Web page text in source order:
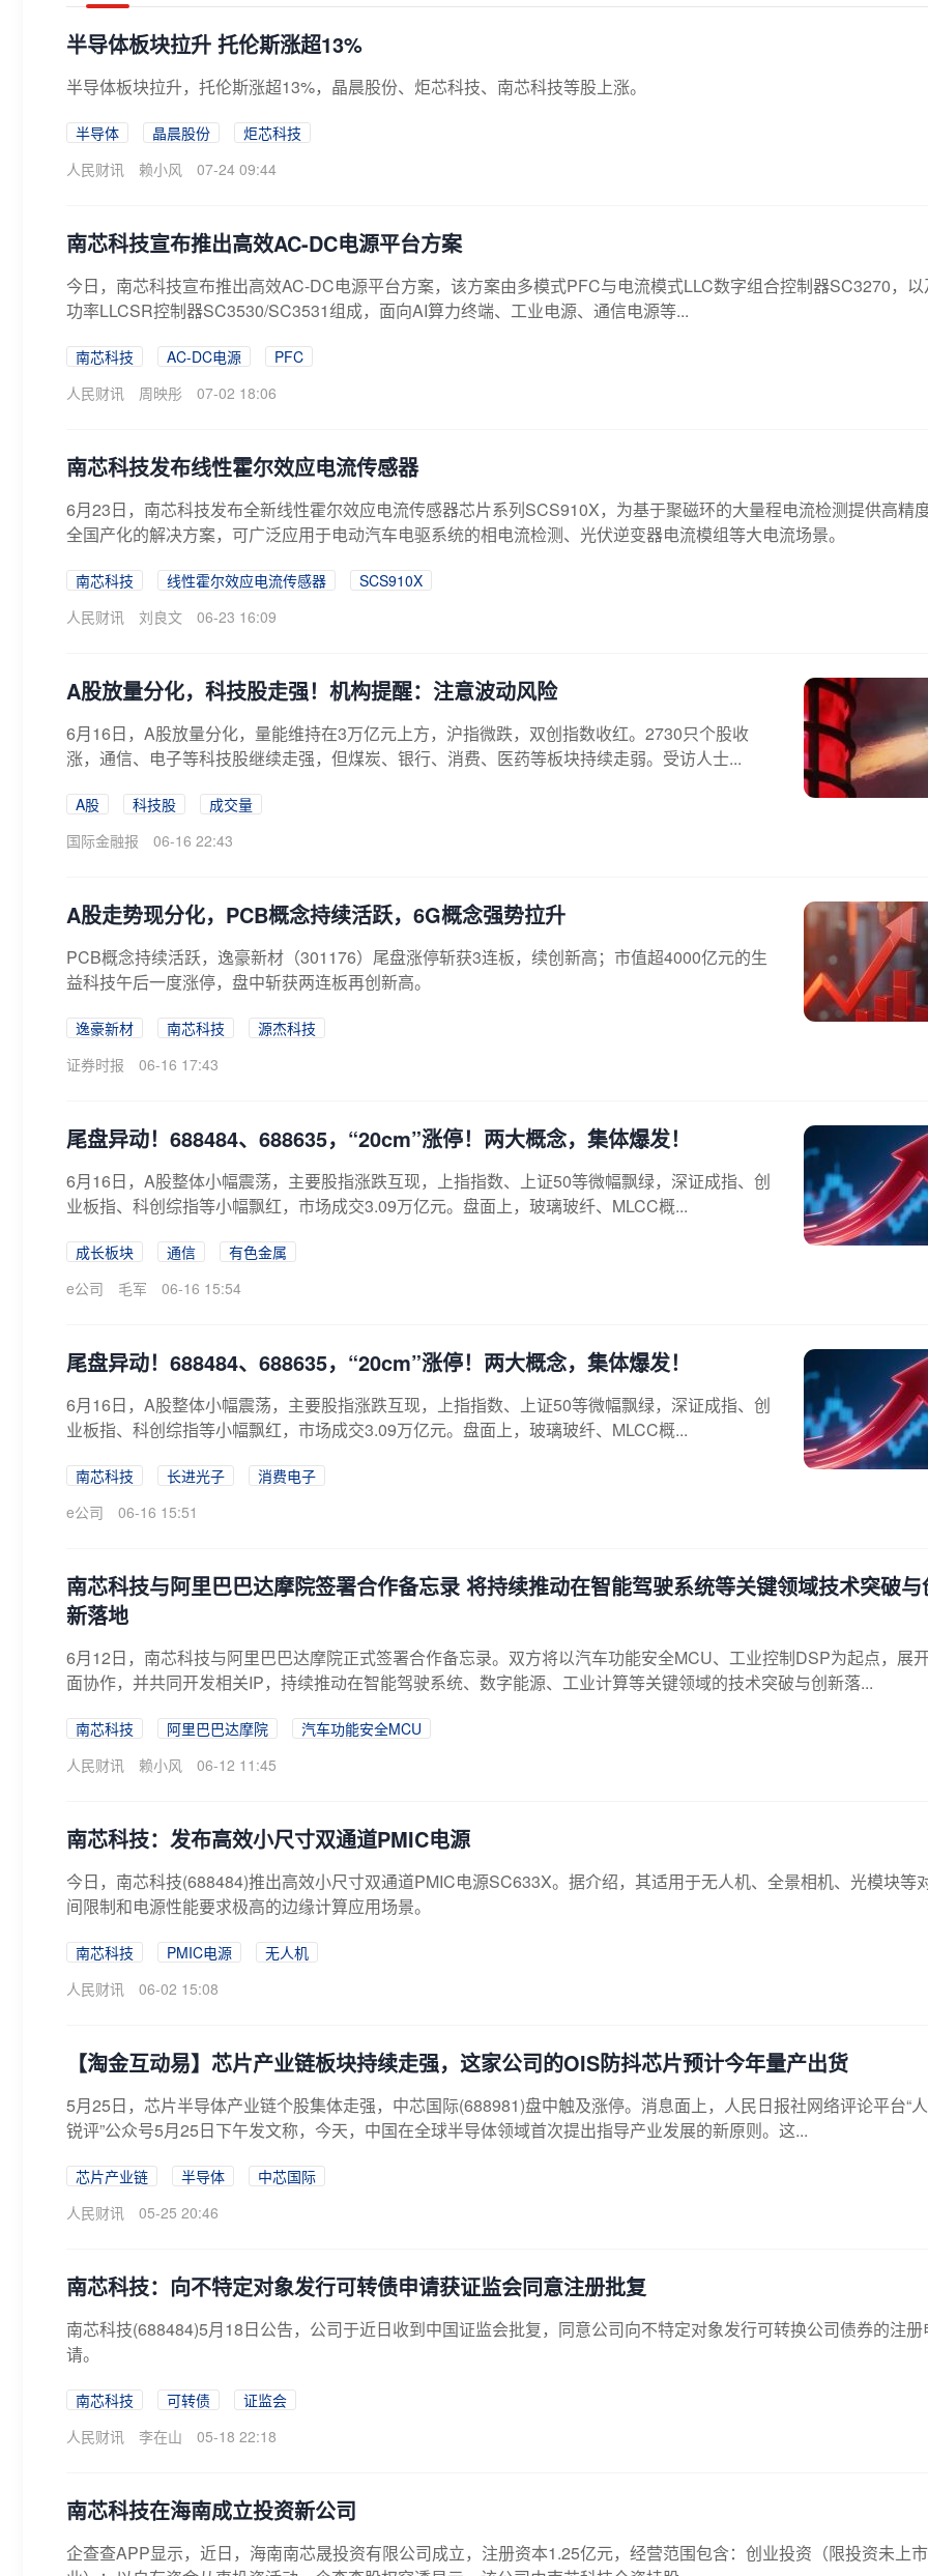
半导体板块拉升 托伦斯涨超13%
半导体板块拉升，托伦斯涨超13%，晶晨股份、炬芯科技、南芯科技等股上涨。
半导体 晶晨股份
炬芯科技
人民财讯
赖小风 07-24 09:44
南芯科技宣布推出高效AC-DC电源平台方案
今日，南芯科技宣布推出高效AC-DC电源平台方案，该方案由多模式PFC与电流模式LLC数字组合控制器SC3270，
功率LLCSR控制器SC3530/SC3531组成，面向AI算力终端、工业电源、通信电源等...
南芯科技 AC-DC电源
PFC
人民财讯
周映彤 07-02 18:06
南芯科技发布线性霍尔效应电流传感器
6月23日，南芯科技发布全新线性霍尔效应电流传感器芯片系列SCS910X，为基于聚磁环的大量程电流检测提供高精
全国产化的解决方案，可广泛应用于电动汽车电驱系统的相电流检测、光伏逆变器电流模组等大电流场景。
南芯科技 线性霍尔效应电流传感器
SCS910X
人民财讯
刘良文 06-23 16:09
A股放量分化，科技股走强！机构提醒：注意波动风险
6月16日，A股放量分化，量能维持在3万亿元上方，沪指微跌，双创指数收红。2730只个股收
涨，通信、电子等科技股继续走强，但煤炭、银行、消费、医药等板块持续走弱。受访人士...
A股 科技股
成交量
国际金融报
06-16 22:43
A股走势现分化，PCB概念持续活跃，6G概念强势拉升
PCB概念持续活跃，逸豪新材（301176）尾盘涨停斩获3连板，续创新高；市值超4000亿元的生
益科技午后一度涨停，盘中斩获两连板再创新高。
逸豪新材 南芯科技
源杰科技
证券时报
06-16 17:43
尾盘异动！688484、688635，“20cm”涨停！两大概念，集体爆发！
6月16日，A股整体小幅震荡，主要股指涨跌互现，上指指数、上证50等微幅飘绿，深证成指、创
业板指、科创综指等小幅飘红，市场成交3.09万亿元。盘面上，玻璃玻纤、MLCC概...
成长板块 通信
有色金属
e公司
毛军 06-16 15:54
尾盘异动！688484、688635，“20cm”涨停！两大概念，集体爆发！
6月16日，A股整体小幅震荡，主要股指涨跌互现，上指指数、上证50等微幅飘绿，深证成指、创
业板指、科创综指等小幅飘红，市场成交3.09万亿元。盘面上，玻璃玻纤、MLCC概...
南芯科技 长进光子
消费电子
e公司
06-16 15:51
南芯科技与阿里巴巴达摩院签署合作备忘录 将持续推动在智能驾驶系统等关键领域技术突破与
新落地
6月12日，南芯科技与阿里巴巴达摩院正式签署合作备忘录。双方将以汽车功能安全MCU、工业控制DSP为起点，展
面协作，并共同开发相关IP，持续推动在智能驾驶系统、数字能源、工业计算等关键领域的技术突破与创新落...
南芯科技 阿里巴巴达摩院
汽车功能安全MCU
人民财讯
赖小风 06-12 11:45
南芯科技：发布高效小尺寸双通道PMIC电源
今日，南芯科技(688484)推出高效小尺寸双通道PMIC电源SC633X。据介绍，其适用于无人机、全景相机、光模块等
间限制和电源性能要求极高的边缘计算应用场景。
南芯科技 PMIC电源
无人机
人民财讯
06-02 15:08
【淘金互动易】芯片产业链板块持续走强，这家公司的OIS防抖芯片预计今年量产出货
5月25日，芯片半导体产业链个股集体走强，中芯国际(688981)盘中触及涨停。消息面上，人民日报社网络评论平台“
锐评”公众号5月25日下午发文称，今天，中国在全球半导体领域首次提出指导产业发展的新原则。这...
芯片产业链 半导体
中芯国际
人民财讯
05-25 20:46
南芯科技：向不特定对象发行可转债申请获证监会同意注册批复
南芯科技(688484)5月18日公告，公司于近日收到中国证监会批复，同意公司向不特定对象发行可转换公司债券的注册
请。
南芯科技 可转债
证监会
人民财讯
李在山 05-18 22:18
南芯科技在海南成立投资新公司
企查查APP显示，近日，海南南芯晟投资有限公司成立，注册资本1.25亿元，经营范围包含：创业投资（限投资未上